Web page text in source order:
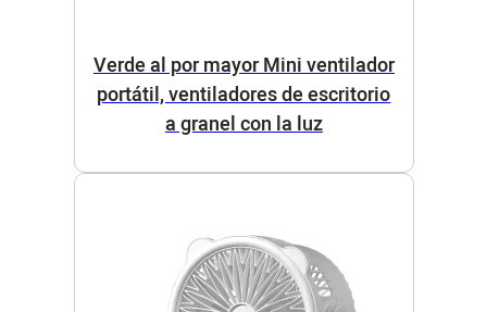
Verde al por mayor Mini ventilador
portátil, ventiladores de escritorio
a granel con la luz